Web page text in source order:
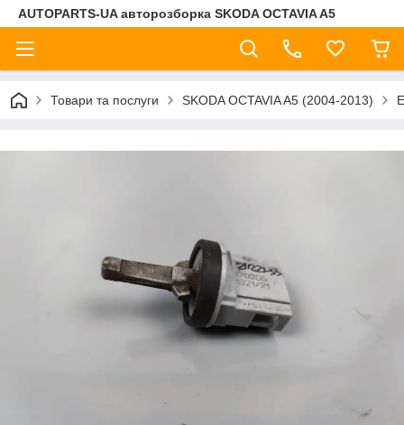
AUTOPARTS-UA авторозборка SKODA OCTAVIA A5
Товари та послуги SKODA OCTAVIA A5 (2004-2013)